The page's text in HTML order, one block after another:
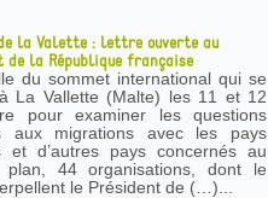
la Valette : lettre ouverte au
de la République française
du sommet international qui se
La Vallette (Malte) les 11 et 12
pour examiner les questions
aux migrations avec les pays
et d’autres pays concernés au
plan, 44 organisations, dont le
le Président de (…)...